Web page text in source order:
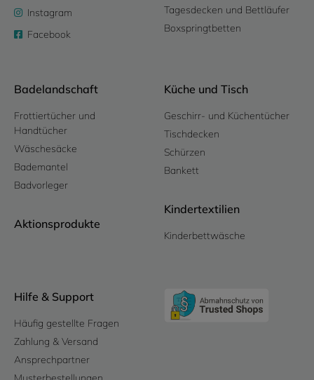
Instagram
Facebook
Tagesdecken und Bettläufer
Boxspringtbetten
Badelandschaft
Frottiertücher und
Handtücher
Wäschesäcke
Bademantel
Badvorleger
Aktionsprodukte
Küche und Tisch
Geschirr- und Küchentücher
Tischdecken
Schürzen
Bankett
Kindertextilien
Kinderbettwäsche
Hilfe & Support
Häufig gestellte Fragen
Zahlung & Versand
Ansprechpartner